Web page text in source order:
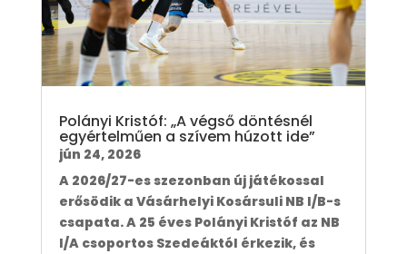
Polányi Kristóf: „A végső döntésnél
egyértelműen a szívem húzott ide”
jún 24, 2026
A 2026/27-es szezonban új játékossal
erősödik a Vásárhelyi Kosársuli NB I/B-s
csapata. A 25 éves Polányi Kristóf az NB
I/A csoportos Szedeáktól érkezik, és